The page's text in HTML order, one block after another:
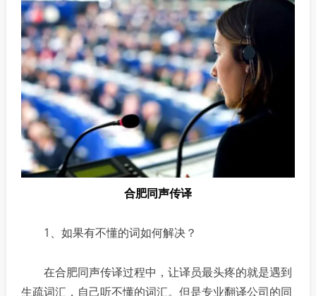
合肥同声传译
1、如果有不懂的词如何解决？
在合肥同声传译过程中，让译员最头疼的就是遇到
生疏词汇，自己听不懂的词汇。但是专业翻译公司的同